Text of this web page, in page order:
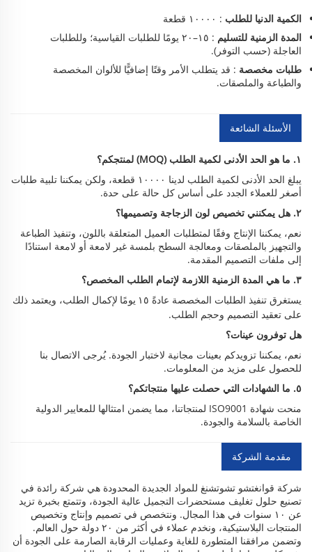
الكمية الدنيا للطلب : ١٠٠٠٠ قطعة
المدة الزمنية للتسليم
: ١٥–٢٠ يومًا للطلبات القياسية؛ وللطلبات
العاجلة (حسب التوفر).
طلبات مخصصة : قد يتطلب الأمر وقتًا إضافيًّا للألوان المخصصة
والطباعة والملصقات.
الأسئلة الشائعة
١. ما هو الحد الأدنى لكمية الطلب (MOQ) لمنتجكم؟
يبلغ الحد الأدنى لكمية الطلب لدينا ١٠٠٠٠ قطعة، ولكن يمكننا تلبية طلبات
أصغر للعملاء الجدد على أساس كل حالة على حدة.
٢. هل يمكنني تخصيص لون الزجاجة وتصميمها؟
نعم، يمكننا الإنتاج وفقًا لمتطلبات العميل المتعلقة باللون، وتنفيذ الطباعة
والتجهيز بالملصقات ومعالجة السطح بلمسة غير لامعة أو لامعة استنادًا
إلى ملفات التصميم المقدمة.
٣. ما هي المدة الزمنية اللازمة لإتمام الطلب المخصص؟
يستغرق تنفيذ الطلبات المخصصة عادةً ١٥ يومًا
لإكمال الطلب، ويعتمد ذلك
على تعقيد التصميم وحجم الطلب.
هل توفرون عينات؟
نعم، يمكننا تزويدكم بعينات مجانية لاختبار الجودة. يُرجى الاتصال بنا
للحصول على مزيد من المعلومات.
٥. ما الشهادات التي حصلت عليها منتجاتكم؟
منحت شهادة ISO9001 لمنتجاتنا، مما يضمن امتثالها للمعايير الدولية
الخاصة بالسلامة والجودة.
مقدمة الشركة
شركة قوانغتشو تشوتشنغ للمواد الجديدة المحدودة هي شركة رائدة في
تصنيع حلول تغليف مستحضرات التجميل عالية الجودة، وتتمتع بخبرة تزيد
عن ١٠ سنوات في هذا المجال. ونتخصص في تصميم وإنتاج وتخصيص
المنتجات البلاستيكية، ونخدم عملاء في أكثر من ٢٠ دولة حول العالم.
وتضمن مرافقنا المتطورة للغاية وعمليات الرقابة الصارمة على الجودة أن